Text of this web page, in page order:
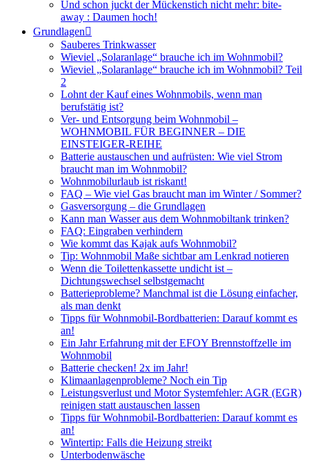
Und schon juckt der Mückenstich nicht mehr: bite-
away : Daumen hoch!
Grundlagen
Sauberes Trinkwasser
Wieviel „Solaranlage“ brauche ich im Wohnmobil?
Wieviel „Solaranlage“ brauche ich im Wohnmobil? Teil
2
Lohnt der Kauf eines Wohnmobils, wenn man
berufstätig ist?
Ver- und Entsorgung beim Wohnmobil –
WOHNMOBIL FÜR BEGINNER – DIE
EINSTEIGER-REIHE
Batterie austauschen und aufrüsten: Wie viel Strom
braucht man im Wohnmobil?
Wohnmobilurlaub ist riskant!
FAQ – Wie viel Gas braucht man im Winter / Sommer?
Gasversorgung – die Grundlagen
Kann man Wasser aus dem Wohnmobiltank trinken?
FAQ: Eingraben verhindern
Wie kommt das Kajak aufs Wohnmobil?
Tip: Wohnmobil Maße sichtbar am Lenkrad notieren
Wenn die Toilettenkassette undicht ist –
Dichtungswechsel selbstgemacht
Batterieprobleme? Manchmal ist die Lösung einfacher,
als man denkt
Tipps für Wohnmobil-Bordbatterien: Darauf kommt es
an!
Ein Jahr Erfahrung mit der EFOY Brennstoffzelle im
Wohnmobil
Batterie checken! 2x im Jahr!
Klimaanlagenprobleme? Noch ein Tip
Leistungsverlust und Motor Systemfehler: AGR (EGR)
reinigen statt austauschen lassen
Tipps für Wohnmobil-Bordbatterien: Darauf kommt es
an!
Wintertip: Falls die Heizung streikt
Unterbodenwäsche